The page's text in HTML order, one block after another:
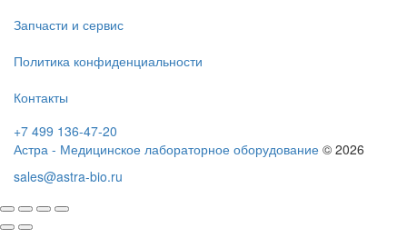
Запчасти и сервис
Политика конфиденциальности
Контакты
+7 499 136-47-20
Астра - Медицинское лабораторное оборудование © 2026
sales@astra-bio.ru